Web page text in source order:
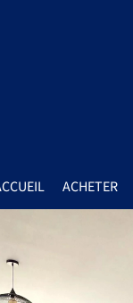
ACHETER